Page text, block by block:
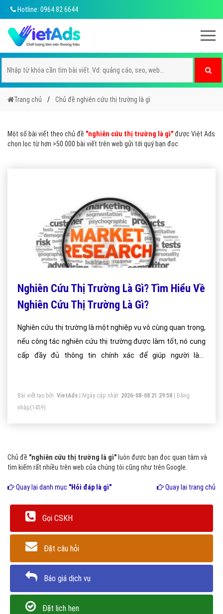
Hotline: 0964 82 6644
Trang chủ Chủ đề nghiên cứu thị trường là gì
Một số bài viết theo chủ đề "nghiên cứu thị trường là gì"được Việt Ads
chọn lọc từ hơn >50.000 bài viết trên web gửi tới quý bạn đọc.
Nghiên Cứu Thị Trường Là Gì? Tìm Hiểu Về
Nghiên Cứu Thị Trường Là Gì?
Nghiên cứu thị trường là một nghiệp vụ vô cùng quan trọng,
nếu công tác nghiên cứu thị trường được làm tốt, nó cung
cấp đầy đủ thông tin chính xác để giúp người làm
Bài viết tạo bởi: VietAds | Ngày cập nhật: 2026-08-08 21:29:58
Đăng
nhập(1459)
Chủ đề "nghiên cứu thị trường là gì" luôn được bạn đọc quan tâm và
tìm kiếm rất nhiều trên web của chúng tôi cũng như trên Google.
Quay lại danh mục "Hỏi đáp là gì" Quay lại trang chủ
Gọi CSKH
Đặt câu hỏi
Báo giá dịch vụ
Đặt lịch hẹn